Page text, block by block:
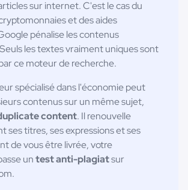
sur internet. C'est le cas du
et des aides
pénalise les contenus
les textes vraiment uniques sont
ce moteur de recherche.
spécialisé dans l'économie peut
contenus sur un même sujet,
content. Il renouvelle
ses titres, ses expressions et ses
de vous être livrée, votre
untest anti-plagiatsur